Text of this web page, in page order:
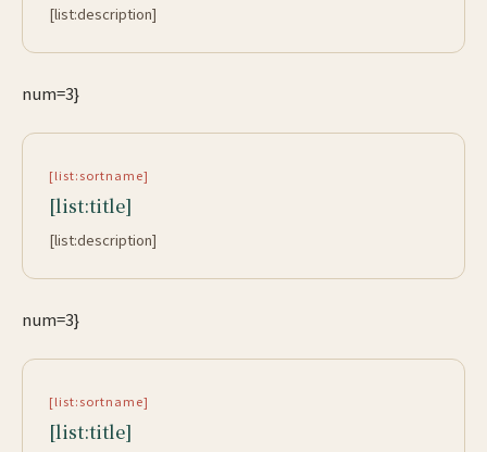
[list:description]
num=3}
[list:sortname]
[list:title]
[list:description]
num=3}
[list:sortname]
[list:title]